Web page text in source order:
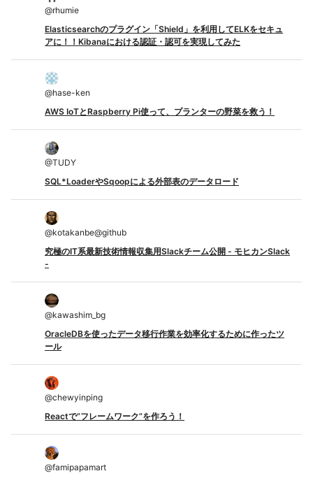
@rhumie
Elasticsearchのプラグイン「Shield」を利用してELKをセキュ
アに！！Kibanaにおける認証・認可を実現してみた
@hase-ken
AWS IoTとRaspberry Pi使って、プランターの野菜を救う！
@TUDY
SQL*LoaderやSqoopによる外部表のデータロード
@kotakanbe@github
究極のIT系最新技術情報収集用Slackチーム公開 - モヒカンSlack
-
@kawashim_bg
OracleDBを使ったデータ移行作業を効率化するために作ったツ
ール
@chewyinping
Reactで”フレームワーク”を作ろう！
@famipapamart